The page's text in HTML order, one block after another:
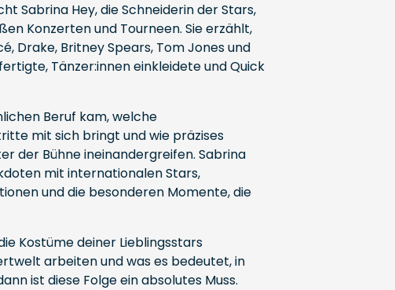
Sabrina Hey, die Schneiderin der Stars,
Konzerten und Tourneen. Sie erzählt,
Drake, Britney Spears, Tom Jones und
Tänzer:innen einkleidete und Quick
Beruf kam, welche
mit sich bringt und wie präzises
der Bühne ineinandergreifen. Sabrina
mit internationalen Stars,
und die besonderen Momente, die
Kostüme deiner Lieblingsstars
arbeiten und was es bedeutet, in
ist diese Folge ein absolutes Muss.